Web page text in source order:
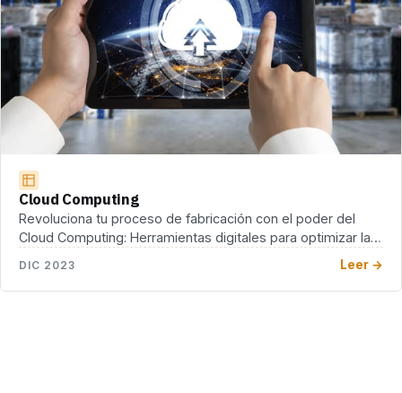
Cloud Computing
Revoluciona tu proceso de fabricación con el poder del
Cloud Computing: Herramientas digitales para optimizar la
DIC 2023 Leer →